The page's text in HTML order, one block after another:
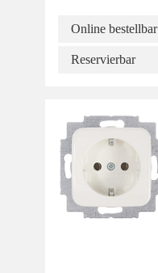
Online bestellbar
Reservierbar